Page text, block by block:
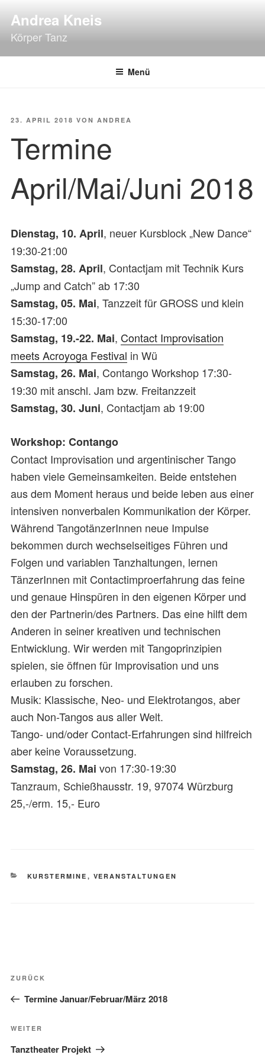
Inhalt
springen
Andrea Kneis
Körper Tanz
Menü
VERÖFFENTLICHT
23. APRIL 2018 VON ANDREA
Termine
April/Mai/Juni 2018
Dienstag, 10. April, neuer Kursblock „New Dance“
19:30-21:00
Samstag, 28. April, Contactjam mit Technik Kurs
„Jump and Catch” ab 17:30
Samstag, 05. Mai, Tanzzeit für GROSS und klein
15:30-17:00
Samstag, 19.-22. Mai, Contact Improvisation
meets Acroyoga Festival in Wü
Samstag, 26. Mai, Contango Workshop 17:30-
19:30 mit anschl. Jam bzw. Freitanzzeit
Samstag, 30. Juni, Contactjam ab 19:00
Workshop: Contango
Contact Improvisation und argentinischer Tango
haben viele Gemeinsamkeiten. Beide entstehen
aus dem Moment heraus und beide leben aus einer
intensiven nonverbalen Kommunikation der Körper.
Während TangotänzerInnen neue Impulse
bekommen durch wechselseitiges Führen und
Folgen und variablen Tanzhaltungen, lernen
TänzerInnen mit Contactimproerfahrung das feine
und genaue Hinspüren in den eigenen Körper und
den der Partnerin/des Partners. Das eine hilft dem
Anderen in seiner kreativen und technischen
Entwicklung. Wir werden mit Tangoprinzipien
spielen, sie öffnen für Improvisation und uns
erlauben zu forschen.
Musik: Klassische, Neo- und Elektrotangos, aber
auch Non-Tangos aus aller Welt.
Tango- und/oder Contact-Erfahrungen sind hilfreich
aber keine Voraussetzung.
Samstag, 26. Mai von 17:30-19:30
Tanzraum, Schießhausstr. 19, 97074 Würzburg
25,-/erm. 15,- Euro
KATEGORIEN
KURSTERMINE , VERANSTALTUNGEN
Beitragsnavigation
Vorheriger
Beitrag
ZURÜCK
Termine Januar/Februar/März 2018
Nächster
Beitrag
WEITER
Tanztheater Projekt